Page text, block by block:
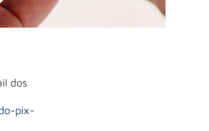
dos
pix-